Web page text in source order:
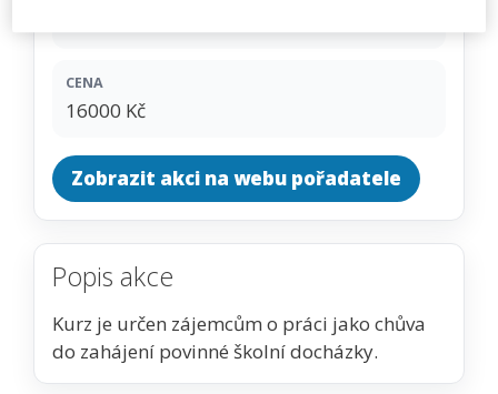
CENA
16000 Kč
Zobrazit akci na webu pořadatele
Popis akce
Kurz je určen zájemcům o práci jako chůva
do zahájení povinné školní docházky.